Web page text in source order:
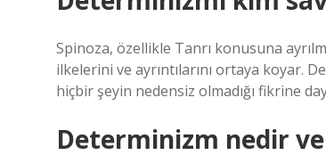
Spinoza, özellikle Tanrı konusuna
ilkelerini ve ayrıntılarını ortaya koyar.
hiçbir şeyin nedensiz olmadığı fikrine
Determinizm nedir